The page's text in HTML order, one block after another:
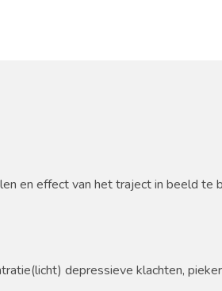
en effect van het traject in beeld te
depressieve klachten,